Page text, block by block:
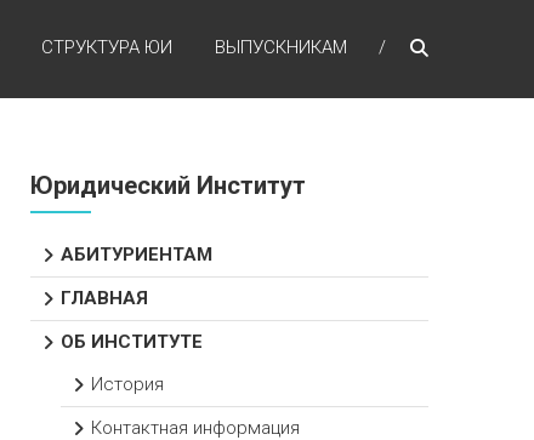
СТРУКТУРА ЮИ ВЫПУСКНИКАМ
Юридический Институт
АБИТУРИЕНТАМ
ГЛАВНАЯ
ОБ ИНСТИТУТЕ
История
Контактная информация